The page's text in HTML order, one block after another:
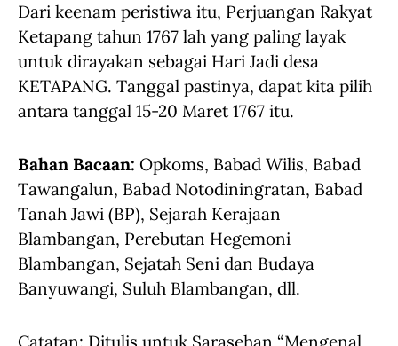
Dari keenam peristiwa itu, Perjuangan Rakyat
Ketapang tahun 1767 lah yang paling layak
untuk dirayakan sebagai Hari Jadi desa
KETAPANG. Tanggal pastinya, dapat kita pilih
antara tanggal 15-20 Maret 1767 itu.
Bahan Bacaan: Opkoms, Babad Wilis, Babad
Tawangalun, Babad Notodiningratan, Babad
Tanah Jawi (BP), Sejarah Kerajaan
Blambangan, Perebutan Hegemoni
Blambangan, Sejatah Seni dan Budaya
Banyuwangi, Suluh Blambangan, dll.
Catatan: Ditulis untuk Sarasehan “Mengenal